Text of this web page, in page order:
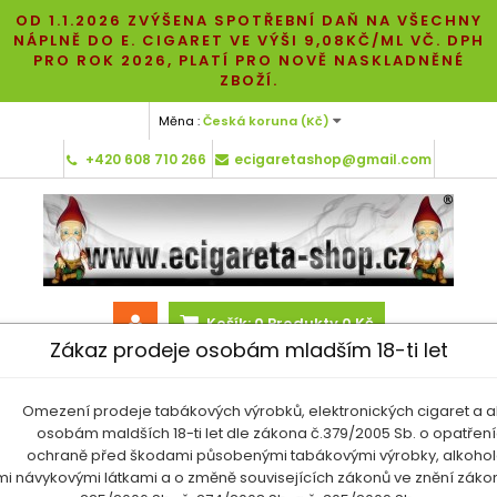
OD 1.1.2026 ZVÝŠENA SPOTŘEBNÍ DAŇ NA VŠECHNY
NÁPLNĚ DO E. CIGARET VE VÝŠI 9,08KČ/ML VČ. DPH
PRO ROK 2026, PLATÍ PRO NOVĚ NASKLADNĚNÉ
ZBOŽÍ.
Měna : Česká koruna (Kč)
+420 608 710 266 ecigaretashop@gmail.com
Košík:0Produkty0 Kč
Zákaz prodeje osobám mladším 18-ti let
Omezení prodeje tabákových výrobků, elektronických cigaret a
osobám maldších 18-ti let dle zákona č.379/2005 Sb. o
ochraně před škodami působenými tabákovými výrobky,
návykovými látkami a o změně souvisejících zákonů ve znění
MENU